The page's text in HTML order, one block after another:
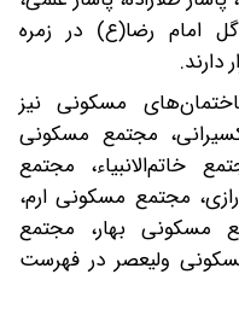
امام رضا(ع) در زمره
مسکونی نیز
مجتمع مسکونی
بهمن، مجتمع خاتم‌الانبیاء، مجتمع
مجتمع مسکونی ارم،
مسکونی بهار، مجتمع
ولیعصر در فهرست